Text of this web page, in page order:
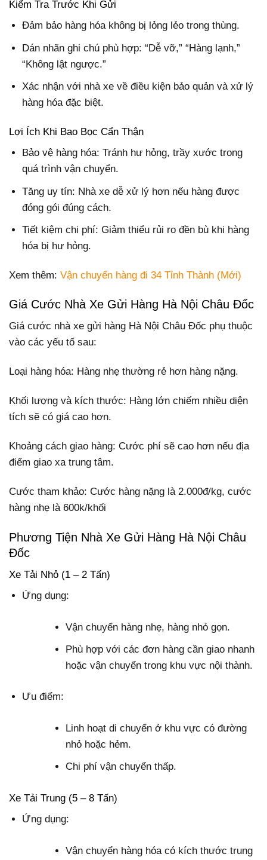
Kiểm Tra Trước Khi Gửi
Đảm bảo hàng hóa không bị lỏng lẻo trong thùng.
Dán nhãn ghi chú phù hợp: “Dễ vỡ,” “Hàng lạnh,”
“Không lật ngược.”
Xác nhận với nhà xe về điều kiện bảo quản và xử lý
hàng hóa đặc biệt.
Lợi Ích Khi Bao Bọc Cẩn Thận
Bảo vệ hàng hóa: Tránh hư hỏng, trầy xước trong
quá trình vận chuyển.
Tăng uy tín: Nhà xe dễ xử lý hơn nếu hàng được
đóng gói đúng cách.
Tiết kiệm chi phí: Giảm thiểu rủi ro đền bù khi hàng
hóa bị hư hỏng.
Xem thêm: Vận chuyển hàng đi 34 Tỉnh Thành (Mới)
Giá Cước Nhà Xe Gửi Hàng Hà Nội Châu Đốc
Giá cước nhà xe gửi hàng Hà Nội Châu Đốc phụ thuộc
vào các yếu tố sau:
Loại hàng hóa: Hàng nhẹ thường rẻ hơn hàng nặng.
Khối lượng và kích thước: Hàng lớn chiếm nhiều diện
tích sẽ có giá cao hơn.
Khoảng cách giao hàng: Cước phí sẽ cao hơn nếu địa
điểm giao xa trung tâm.
Cước tham khảo: Cước hàng nặng là 2.000đ/kg, cước
hàng nhẹ là 600k/khối
Phương Tiện Nhà Xe Gửi Hàng Hà Nội Châu
Đốc
Xe Tải Nhỏ (1 – 2 Tấn)
Ứng dụng:
Vận chuyển hàng nhẹ, hàng nhỏ gọn.
Phù hợp với các đơn hàng cần giao nhanh
hoặc vận chuyển trong khu vực nội thành.
Ưu điểm:
Linh hoạt di chuyển ở khu vực có đường
nhỏ hoặc hẻm.
Chi phí vận chuyển thấp.
Xe Tải Trung (5 – 8 Tấn)
Ứng dụng:
Vận chuyển hàng hóa có kích thước trung